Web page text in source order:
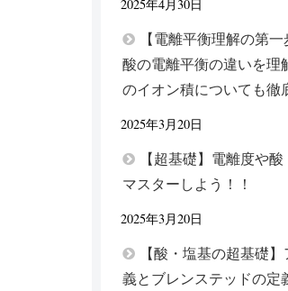
2025年4月30日
【電離平衡理解の第
酸の電離平衡の違いを理
のイオン積についても徹
2025年3月20日
【超基礎】電離度や
マスターしよう！！
2025年3月20日
【酸・塩基の超基礎
義とブレンステッドの定